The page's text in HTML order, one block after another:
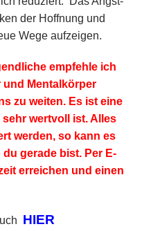
der Hoffnung und
Wege aufzeigen.
empfehle ich
Mentalkörper
zu weiten. Es ist eine
wertvoll ist. Alles
werden, so kann es
gerade bist. Per E-
erreichen und einen
HIER